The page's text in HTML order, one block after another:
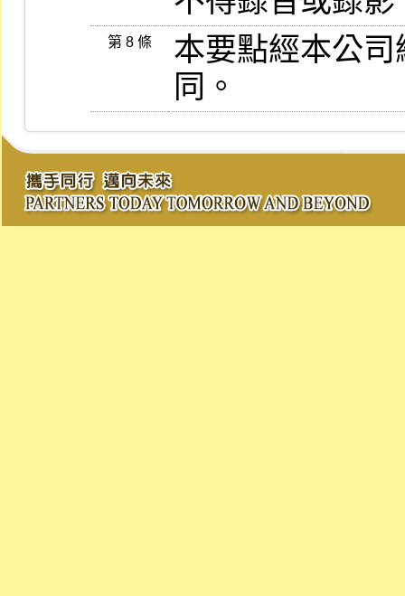
第 8 條
本要點經本公
同。